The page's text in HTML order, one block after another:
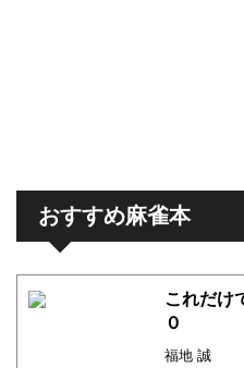
おすすめ麻雀本
これだけ
０
福地 誠